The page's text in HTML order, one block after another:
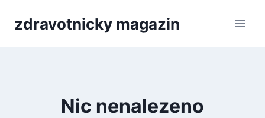
zdravotnicky magazin
Nic nenalezeno